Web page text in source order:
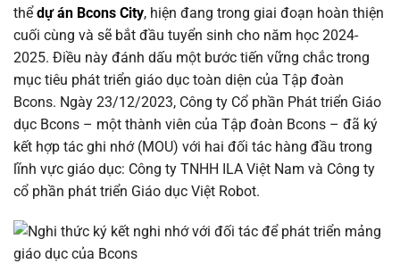
thểdự án Bcons City, hiện đang trong giai đoạn hoàn thiện
cuối cùng và sẽ bắt đầu tuyển sinh cho năm học 2024-
2025. Điều này đánh dấu một bước tiến vững chắc trong
mục tiêu phát triển giáo dục toàn diện của Tập đoàn
Bcons. Ngày 23/12/2023, Công ty Cổ phần Phát triển Giáo
dục Bcons – một thành viên của Tập đoàn Bcons – đã ký
kết hợp tác ghi nhớ (MOU) với hai đối tác hàng đầu trong
lĩnh vực giáo dục: Công ty TNHH ILA Việt Nam và Công ty
cổ phần phát triển Giáo dục Việt Robot.